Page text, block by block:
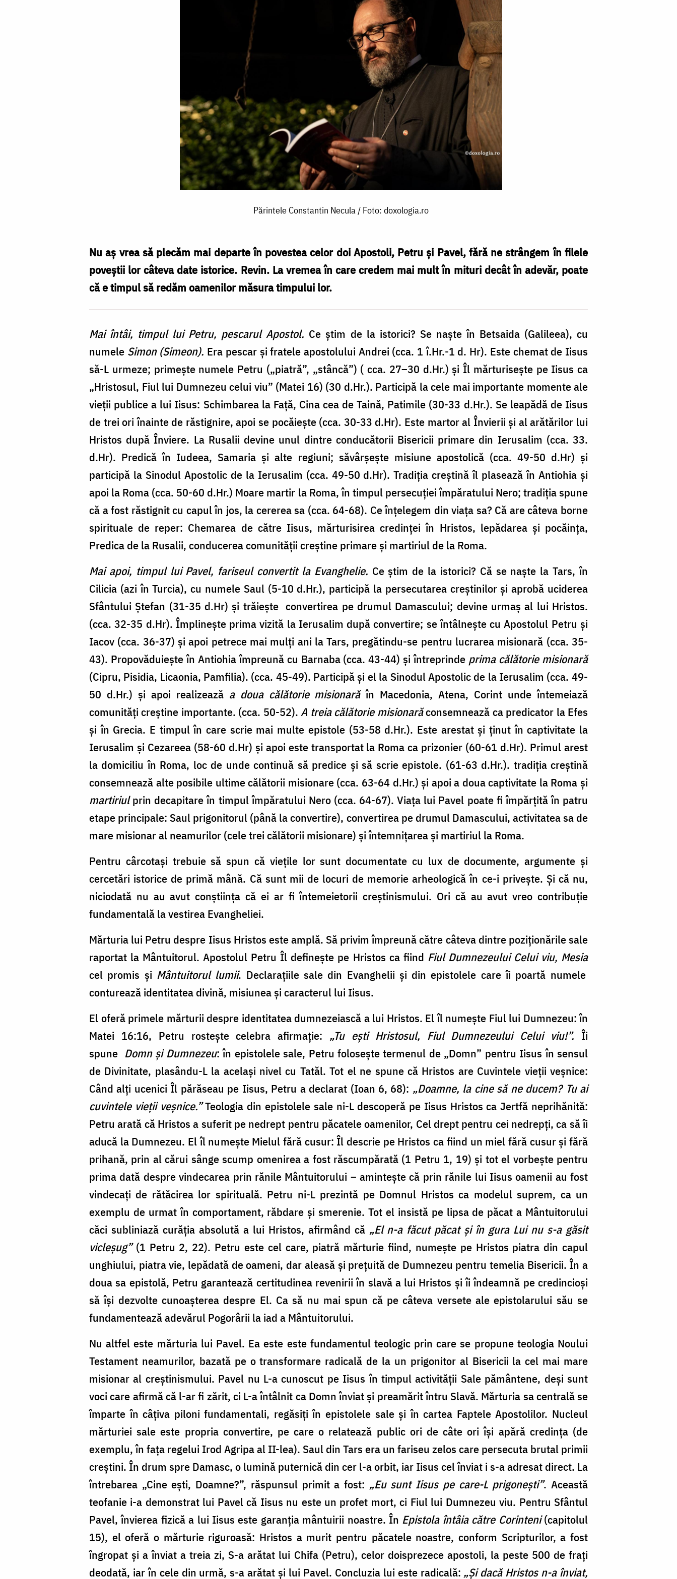
Părintele Constantin Necula / Foto: doxologia.ro
Nu aș vrea să plecăm mai departe în povestea celor doi Apostoli, Petru și Pavel, fără ne strângem în filele
poveștii lor câteva date istorice. Revin. La vremea în care credem mai mult în mituri decât în adevăr, poate
că e timpul să redăm oamenilor măsura timpului lor.
Mai întâi, timpul lui Petru, pescarul Apostol. Ce știm de la istorici? Se naște în Betsaida (Galileea), cu
numele Simon (Simeon). Era pescar și fratele apostolului Andrei (cca. 1 î.Hr.-1 d. Hr). Este chemat de Iisus
să-L urmeze; primește numele Petru („piatră”, „stâncă”) ( cca. 27–30 d.Hr.) și Îl mărturisește pe Iisus ca
„Hristosul, Fiul lui Dumnezeu celui viu” (Matei 16) (30 d.Hr.). Participă la cele mai importante momente ale
vieții publice a lui Iisus: Schimbarea la Față, Cina cea de Taină, Patimile (30-33 d.Hr.). Se leapădă de Iisus
de trei ori înainte de răstignire, apoi se pocăiește (cca. 30-33 d.Hr). Este martor al Învierii și al arătărilor lui
Hristos după Înviere. La Rusalii devine unul dintre conducătorii Bisericii primare din Ierusalim (cca. 33.
d.Hr). Predică în Iudeea, Samaria și alte regiuni; săvârșește misiune apostolică (cca. 49-50 d.Hr) și
participă la Sinodul Apostolic de la Ierusalim (cca. 49-50 d.Hr). Tradiția creștină îl plasează în Antiohia și
apoi la Roma (cca. 50-60 d.Hr.) Moare martir la Roma, în timpul persecuției împăratului Nero; tradiția spune
că a fost răstignit cu capul în jos, la cererea sa (cca. 64-68). Ce înțelegem din viața sa? Că are câteva borne
spirituale de reper: Chemarea de către Iisus, mărturisirea credinței în Hristos, lepădarea și pocăința,
Predica de la Rusalii, conducerea comunității creștine primare și martiriul de la Roma.
Mai apoi, timpul lui Pavel, fariseul convertit la Evanghelie. Ce știm de la istorici? Că se naște la Tars, în
Cilicia (azi în Turcia), cu numele Saul (5-10 d.Hr.), participă la persecutarea creștinilor și aprobă uciderea
Sfântului Ștefan (31-35 d.Hr) și trăiește convertirea pe drumul Damascului; devine urmaș al lui Hristos.
(cca. 32-35 d.Hr). Împlinește prima vizită la Ierusalim după convertire; se întâlnește cu Apostolul Petru și
Iacov (cca. 36-37) și apoi petrece mai mulți ani la Tars, pregătindu-se pentru lucrarea misionară (cca. 35-
43). Propovăduiește în Antiohia împreună cu Barnaba (cca. 43-44) și întreprinde prima călătorie misionară
(Cipru, Pisidia, Licaonia, Pamfilia). (cca. 45-49). Participă și el la Sinodul Apostolic de la Ierusalim (cca. 49-
50 d.Hr.) și apoi realizează a doua călătorie misionarăîn Macedonia, Atena, Corint unde întemeiază
comunități creștine importante. (cca. 50-52).A treia călătorie misionarăconsemnează ca predicator la Efes
și în Grecia. E timpul în care scrie mai multe epistole (53-58 d.Hr.). Este arestat și ținut în captivitate la
Ierusalim și Cezareea (58-60 d.Hr) și apoi este transportat la Roma ca prizonier (60-61 d.Hr). Primul arest
la domiciliu în Roma, loc de unde continuă să predice și să scrie epistole. (61-63 d.Hr.). tradiția creștină
consemnează alte posibile ultime călătorii misionare (cca. 63-64 d.Hr.) și apoi a doua captivitate la Roma și
martiriulprin decapitare în timpul împăratului Nero (cca. 64-67). Viața lui Pavel poate fi împărțită în patru
etape principale: Saul prigonitorul (până la convertire), convertirea pe drumul Damascului, activitatea sa de
mare misionar al neamurilor (cele trei călătorii misionare) și întemnițarea și martiriul la Roma.
Pentru cârcotași trebuie să spun că viețile lor sunt documentate cu lux de documente, argumente și
cercetări istorice de primă mână. Că sunt mii de locuri de memorie arheologică în ce-i privește. Și că nu,
niciodată nu au avut conștiința că ei ar fi întemeietorii creștinismului. Ori că au avut vreo contribuție
fundamentală la vestirea Evangheliei.
Mărturia lui Petru despre Iisus Hristos este amplă. Să privim împreună către câteva dintre poziționările sale
raportat la Mântuitorul. Apostolul Petru Îl definește pe Hristos ca fiind Fiul Dumnezeului Celui viu, Mesia
cel promis și Mântuitorul lumii. Declarațiile sale din Evanghelii și din epistolele care îi poartă numele
conturează identitatea divină, misiunea și caracterul lui Iisus.
El oferă primele mărturii despre identitatea dumnezeiască a lui Hristos. El îl numește Fiul lui Dumnezeu: în
Matei 16:16, Petru rostește celebra afirmație: „Tu ești Hristosul, Fiul Dumnezeului Celui viu!”.Îi
spune Domn și Dumnezeu: în epistolele sale, Petru folosește termenul de „Domn” pentru Iisus în sensul
de Divinitate, plasându-L la același nivel cu Tatăl. Tot el ne spune că Hristos are Cuvintele vieții veșnice:
Când alți ucenici Îl părăseau pe Iisus, Petru a declarat (Ioan 6, 68): „Doamne, la cine să ne ducem? Tu ai
cuvintele vieții veșnice.”Teologia din epistolele sale ni-L descoperă pe Iisus Hristos ca Jertfă neprihănită:
Petru arată că Hristos a suferit pe nedrept pentru păcatele oamenilor, Cel drept pentru cei nedrepți, ca să îi
aducă la Dumnezeu. El îl numește Mielul fără cusur: Îl descrie pe Hristos ca fiind un miel fără cusur și fără
prihană, prin al cărui sânge scump omenirea a fost răscumpărată (1 Petru 1, 19) și tot el vorbește pentru
prima dată despre vindecarea prin rănile Mântuitorului – amintește că prin rănile lui Iisus oamenii au fost
vindecați de rătăcirea lor spirituală. Petru ni-L prezintă pe Domnul Hristos ca modelul suprem, ca un
exemplu de urmat în comportament, răbdare și smerenie. Tot el insistă pe lipsa de păcat a Mântuitorului
căci subliniază curăția absolută a lui Hristos, afirmând că „El n-a făcut păcat și în gura Lui nu s-a găsit
vicleșug”(1 Petru 2, 22). Petru este cel care, piatră mărturie fiind, numește pe Hristos piatra din capul
unghiului, piatra vie, lepădată de oameni, dar aleasă și prețuită de Dumnezeu pentru temelia Bisericii. În a
doua sa epistolă, Petru garantează certitudinea revenirii în slavă a lui Hristos și îi îndeamnă pe credincioși
să își dezvolte cunoașterea despre El. Ca să nu mai spun că pe câteva versete ale epistolarului său se
fundamentează adevărul Pogorârii la iad a Mântuitorului.
Nu altfel este mărturia lui Pavel. Ea este este fundamentul teologic prin care se propune teologia Noului
Testament neamurilor, bazată pe o transformare radicală de la un prigonitor al Bisericii la cel mai mare
misionar al creștinismului. Pavel nu L-a cunoscut pe Iisus în timpul activității Sale pământene, deși sunt
voci care afirmă că l-ar fi zărit, ci L-a întâlnit ca Domn înviat și preamărit întru Slavă. Mărturia sa centrală se
împarte în câțiva piloni fundamentali, regăsiți în epistolele sale și în cartea Faptele Apostolilor. Nucleul
mărturiei sale este propria convertire, pe care o relatează public ori de câte ori își apără credința (de
exemplu, în fața regelui Irod Agripa al II-lea). Saul din Tars era un fariseu zelos care persecuta brutal primii
creștini. În drum spre Damasc, o lumină puternică din cer l-a orbit, iar Iisus cel înviat i s-a adresat direct. La
întrebarea „Cine ești, Doamne?”, răspunsul primit a fost: „Eu sunt Iisus pe care-L prigonești”. Această
teofanie i-a demonstrat lui Pavel că Iisus nu este un profet mort, ci Fiul lui Dumnezeu viu. Pentru Sfântul
Pavel, învierea fizică a lui Iisus este garanția mântuirii noastre. În Epistola întâia către Corinteni(capitolul
15), el oferă o mărturie riguroasă: Hristos a murit pentru păcatele noastre, conform Scripturilor, a fost
îngropat și a înviat a treia zi, S-a arătat lui Chifa (Petru), celor doisprezece apostoli, la peste 500 de frați
deodată, iar în cele din urmă, s-a arătat și lui Pavel. Concluzia lui este radicală: „Și dacă Hristos n-a înviat,